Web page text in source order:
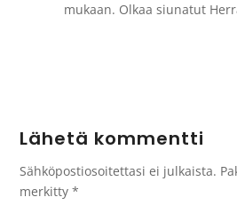
mukaan. Olkaa siunatut
Lähetä kommentti
Sähköpostiosoitettasi ei julkaista.
merkitty*